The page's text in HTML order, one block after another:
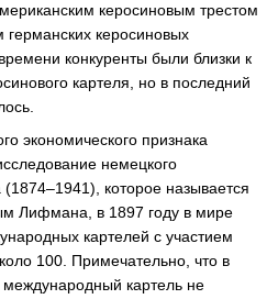
керосиновым трестом
керосиновых
конкуренты были близки к
картеля, но в последний
экономического признака
немецкого
которое называется
Лифмана, в 1897 году в мире
картелей с участием
100. Примечательно, что в
картель не